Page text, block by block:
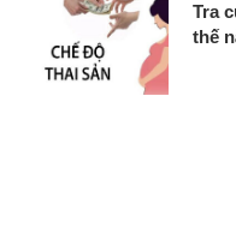
Tra
thế